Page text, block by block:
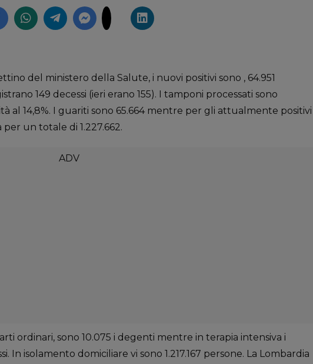
del ministero della Salute, i nuovi positivi sono , 64.951
149 decessi (ieri erano 155). I tamponi processati sono
al 14,8%. I guariti sono 65.664 mentre per gli attualmente positivi
un totale di 1.227.662.
ordinari, sono 10.075 i degenti mentre in terapia intensiva i
In isolamento domiciliare vi sono 1.217.167 persone. La Lombardia